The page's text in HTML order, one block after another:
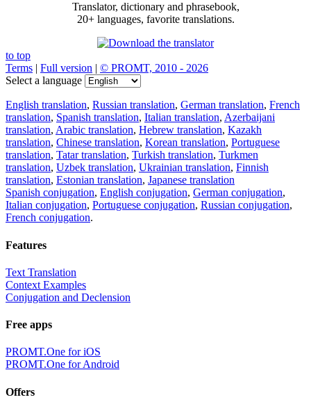
Translator, dictionary and phrasebook,
20+ languages, favorite translations.
to top
Terms | Full version | © PROMT, 2010 - 2026
Select a language
English translation, Russian translation, German translation, French
translation, Spanish translation, Italian translation, Azerbaijani
translation, Arabic translation, Hebrew translation, Kazakh
translation, Chinese translation, Korean translation, Portuguese
translation, Tatar translation, Turkish translation, Turkmen
translation, Uzbek translation, Ukrainian translation, Finnish
translation, Estonian translation, Japanese translation
Spanish conjugation, English conjugation, German conjugation,
Italian conjugation, Portuguese conjugation, Russian conjugation,
French conjugation.
Features
Text Translation
Context Examples
Conjugation and Declension
Free apps
PROMT.One for iOS
PROMT.One for Android
Offers